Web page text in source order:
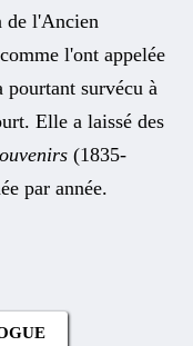
de l'Ancien
l'ont appelée
survécu à
Elle a laissé des
(1835-
par année.